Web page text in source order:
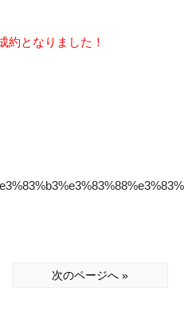
となりました！
次のページへ »